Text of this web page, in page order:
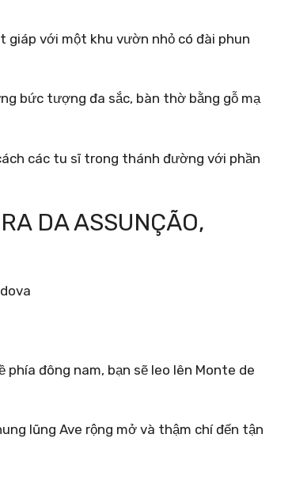
giáp với một khu vườn nhỏ có đài phun
bức tượng đa sắc, bàn thờ bằng gỗ mạ
các tu sĩ trong thánh đường với phần
DA ASSUNÇÃO,
đông nam, bạn sẽ leo lên Monte de
lũng Ave rộng mở và thậm chí đến tận